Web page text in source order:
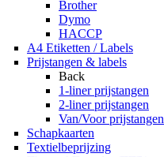
Brother
Dymo
HACCP
A4 Etiketten / Labels
Prijstangen & labels
Back
1-liner prijstangen
2-liner prijstangen
Van/Voor prijstangen
Schapkaarten
Textielbeprijzing